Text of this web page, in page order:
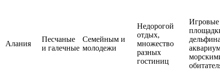
Алания
Песчаные
и галечные
Семейным и
молодежи
Недорогой
отдых,
множество
разных
гостиниц
Игровые